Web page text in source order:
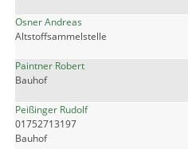
Osner Andreas
Altstoffsammelstelle
Paintner Robert
Bauhof
Peißinger Rudolf
01752713197
Bauhof